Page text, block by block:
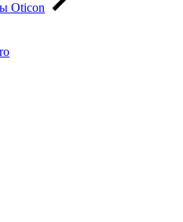
Oticon